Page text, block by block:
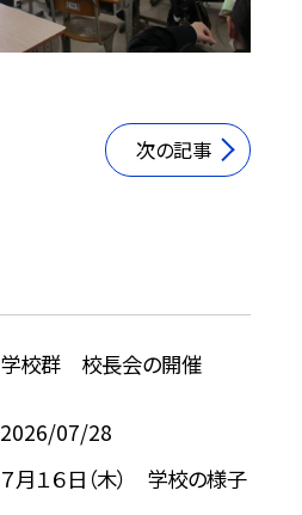
次の記事
学校群 校長会の開催
2026/07/28
７月１６日（木） 学校の様子